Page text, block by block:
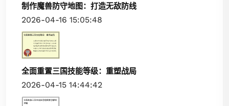
制作魔兽防守地图：打造无敌防线
2026-04-16 15:05:48
全面重置三国技能等级：重塑战局
2026-04-15 14:44:42